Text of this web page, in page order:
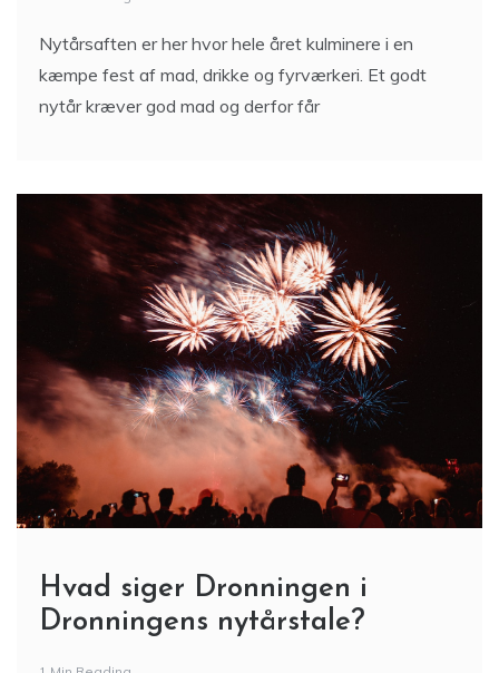
Nytårsaften er her hvor hele året kulminere i en
kæmpe fest af mad, drikke og fyrværkeri. Et godt
nytår kræver god mad og derfor får
Hvad siger Dronningen i
Dronningens nytårstale?